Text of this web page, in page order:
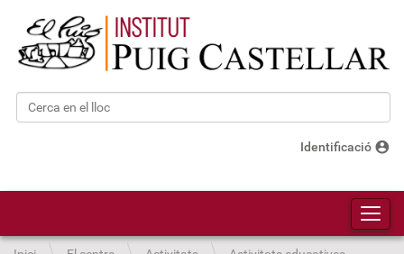
Cerca
Identificació account_circle